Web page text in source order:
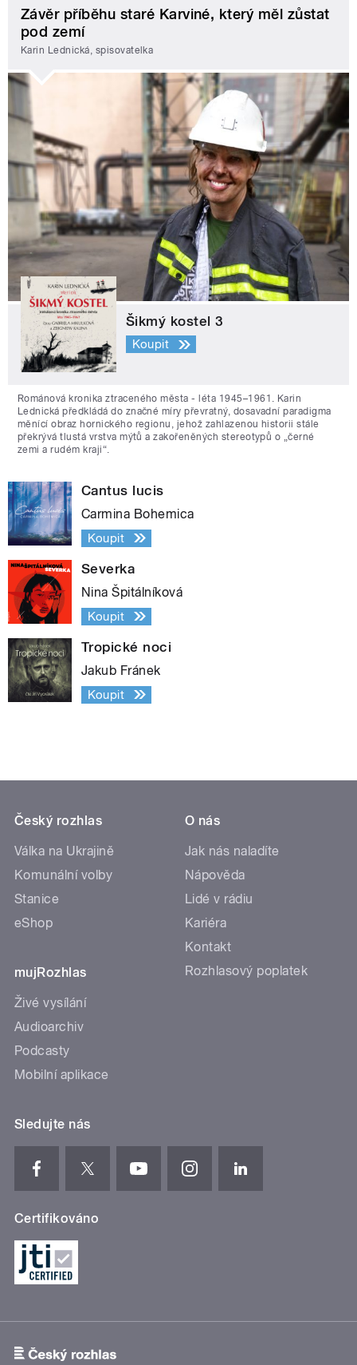
Závěr příběhu staré Karviné, který měl zůstat
pod zemí
Karin Lednická, spisovatelka
Šikmý kostel 3
Koupit
Románová kronika ztraceného města - léta 1945–1961. Karin
Lednická předkládá do značné míry převratný, dosavadní paradigma
měnící obraz hornického regionu, jehož zahlazenou historii stále
překrývá tlustá vrstva mýtů a zakořeněných stereotypů o „černé
zemi a rudém kraji“.
Cantus lucis
Carmina Bohemica
Koupit
Severka
Nina Špitálníková
Koupit
Tropické noci
Jakub Fránek
Koupit
Český rozhlas
Válka na Ukrajině
Komunální volby
Stanice
eShop
mujRozhlas
Živé vysílání
Audioarchiv
Podcasty
Mobilní aplikace
O nás
Jak nás naladíte
Nápověda
Lidé v rádiu
Kariéra
Kontakt
Rozhlasový poplatek
Sledujte nás
Certifikováno